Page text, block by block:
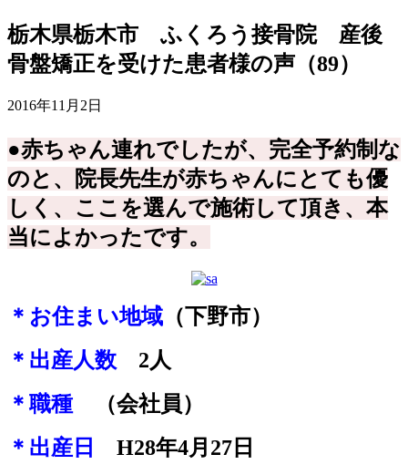
栃木県栃木市 ふくろう接骨院 産後
骨盤矯正を受けた患者様の声（89）
2016年11月2日
●赤ちゃん連れでしたが、完全予約制な
のと、院長先生が赤ちゃんにとても優
しく、ここを選んで施術して頂き、本
当によかったです。
＊お住まい地域 （下野市）
＊出産人数
2人
＊職種
（会社員）
＊出産日
H28年4月27日